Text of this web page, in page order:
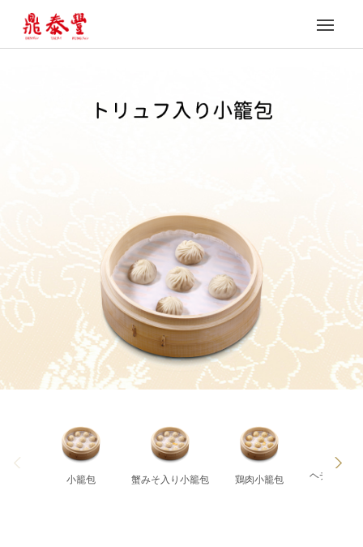
小籠包 蟹みそ入り小籠包 鶏肉小籠包
ヘチマとえ